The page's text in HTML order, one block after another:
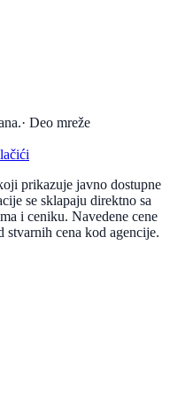
· Deo mreže
prikazuje javno dostupne
se sklapaju direktno sa
i ceniku. Navedene cene
cena kod agencije.